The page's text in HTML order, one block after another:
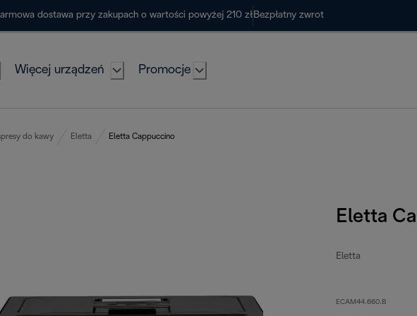
dostawa przy zakupach o wartości powyżej 210 zł Bezpłatny zwrot
Więcej urządzeń Promocje
do kawy Eletta Eletta Cappuccino
Eletta
Eletta
ECAM44.660.B